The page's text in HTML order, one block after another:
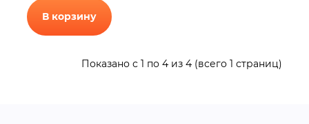
В корзину
Показано с 1 по 4 из 4 (всего 1 страниц)